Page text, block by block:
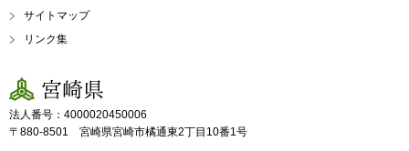
サイトマップ
リンク集
宮崎県
法人番号：4000020450006
〒880-8501 宮崎県宮崎市橘通東2丁目10番1号